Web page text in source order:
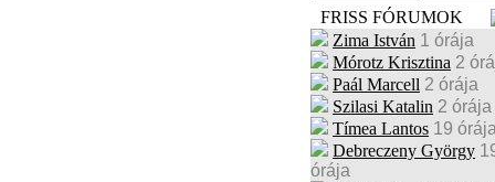
FRISS FÓRUMOK
Zima István 1 órája
Mórotz Krisztina 2
Paál Marcell 2 órája
Szilasi Katalin 2 órája
Tímea Lantos 19 órája
Debreczeny György
órája